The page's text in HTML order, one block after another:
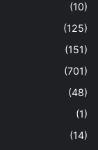
(10)
(125)
(151)
(701)
(48)
(1)
(14)